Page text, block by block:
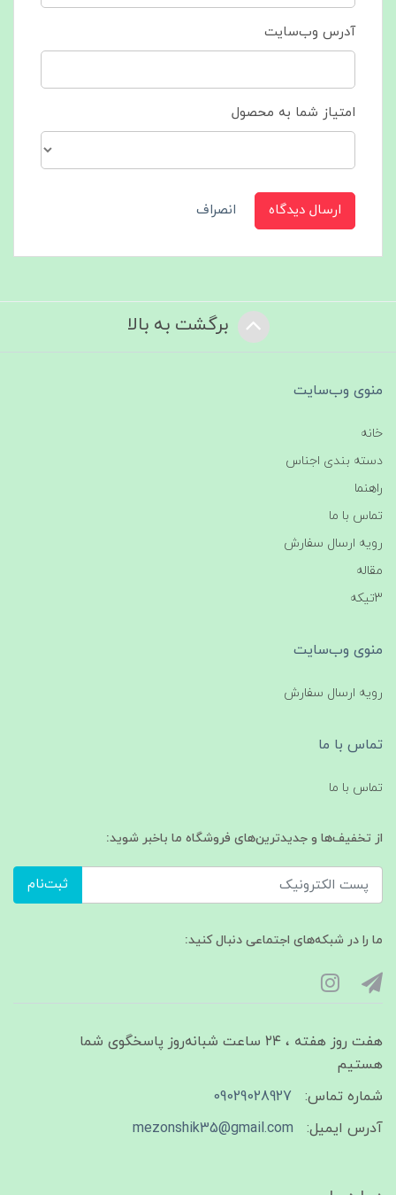
آدرس وب‌سایت
امتیاز شما به محصول
ارسال دیدگاه انصراف
برگشت به بالا
منوی وب‌سایت
خانه
دسته بندی اجناس
راهنما
تماس با ما
رویه ارسال سفارش
مقاله
3تیکه
منوی وب‌سایت
رویه ارسال سفارش
تماس با ما
تماس با ما
از تخفیف‌ها و جدیدترین‌های فروشگاه ما باخبر شوید:
ثبت‌نام
ما را در شبکه‌های اجتماعی دنبال کنید:
هفت روز هفته ، ۲۴ ساعت شبانه‌روز پاسخگوی شما
هستیم
شماره تماس:
09029028927
آدرس ایمیل:
mezonshik35@gmail.com